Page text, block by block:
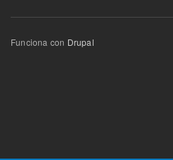
Funciona con Drupal